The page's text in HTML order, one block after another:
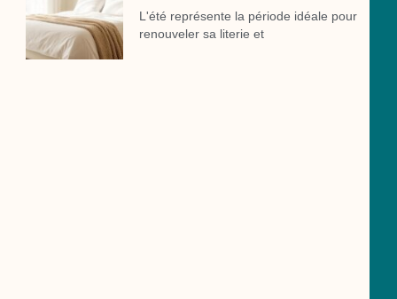
L'été représente la période idéale pour
renouveler sa literie et